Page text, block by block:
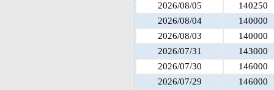
2026/08/05
140250
2026/08/04
140000
2026/08/03
140000
2026/07/31
143000
2026/07/30
146000
2026/07/29
146000